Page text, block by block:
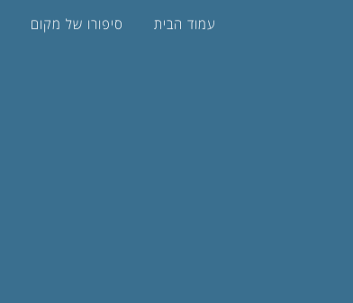
עמוד הבית סיפורו של מקום